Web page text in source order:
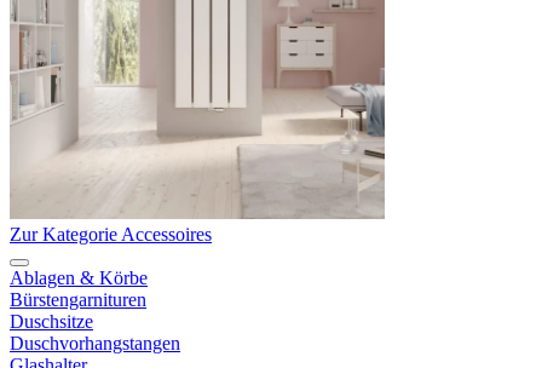
Zur Kategorie Accessoires
Ablagen & Körbe
Bürstengarnituren
Duschsitze
Duschvorhangstangen